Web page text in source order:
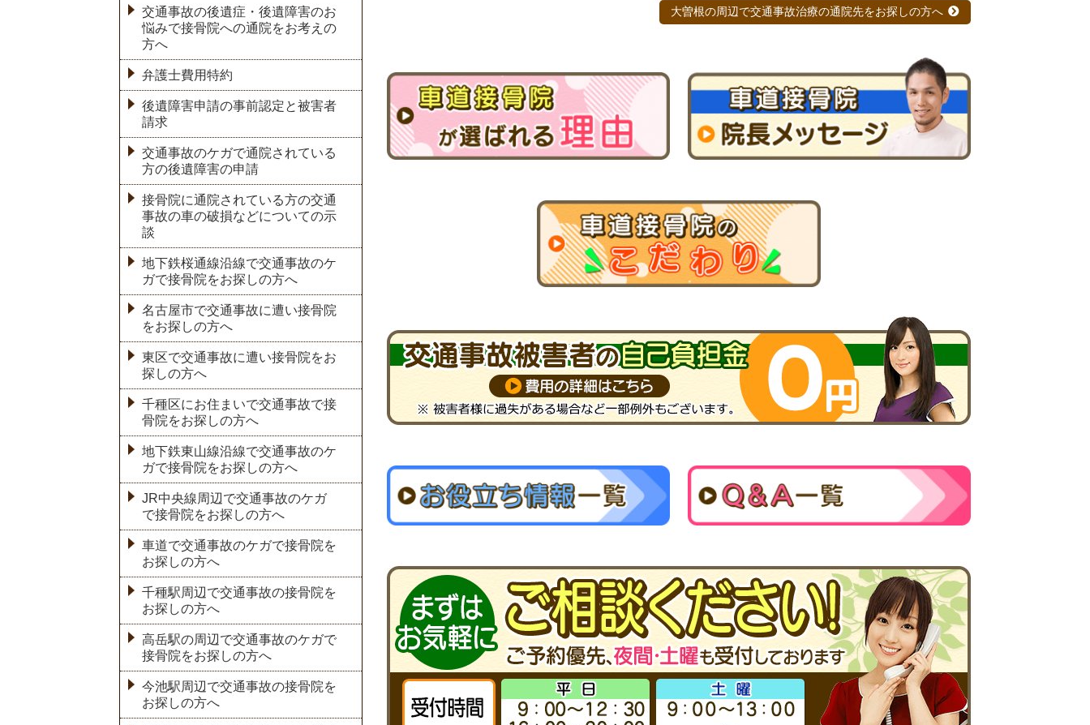
大曽根の周辺で交通事故治療の通院先をお探しの方へ
交通事故の後遺症・後遺障害のお
悩みで接骨院への通院をお考えの
方へ
弁護士費用特約
後遺障害申請の事前認定と被害者
請求
交通事故のケガで通院されている
方の後遺障害の申請
接骨院に通院されている方の交通
事故の車の破損などについての示
談
地下鉄桜通線沿線で交通事故のケ
ガで接骨院をお探しの方へ
名古屋市で交通事故に遭い接骨院
をお探しの方へ
東区で交通事故に遭い接骨院をお
探しの方へ
千種区にお住まいで交通事故で接
骨院をお探しの方へ
地下鉄東山線沿線で交通事故のケ
ガで接骨院をお探しの方へ
JR中央線周辺で交通事故のケガ
で接骨院をお探しの方へ
車道で交通事故のケガで接骨院を
お探しの方へ
千種駅周辺で交通事故の接骨院を
お探しの方へ
高岳駅の周辺で交通事故のケガで
接骨院をお探しの方へ
今池駅周辺で交通事故の接骨院を
お探しの方へ